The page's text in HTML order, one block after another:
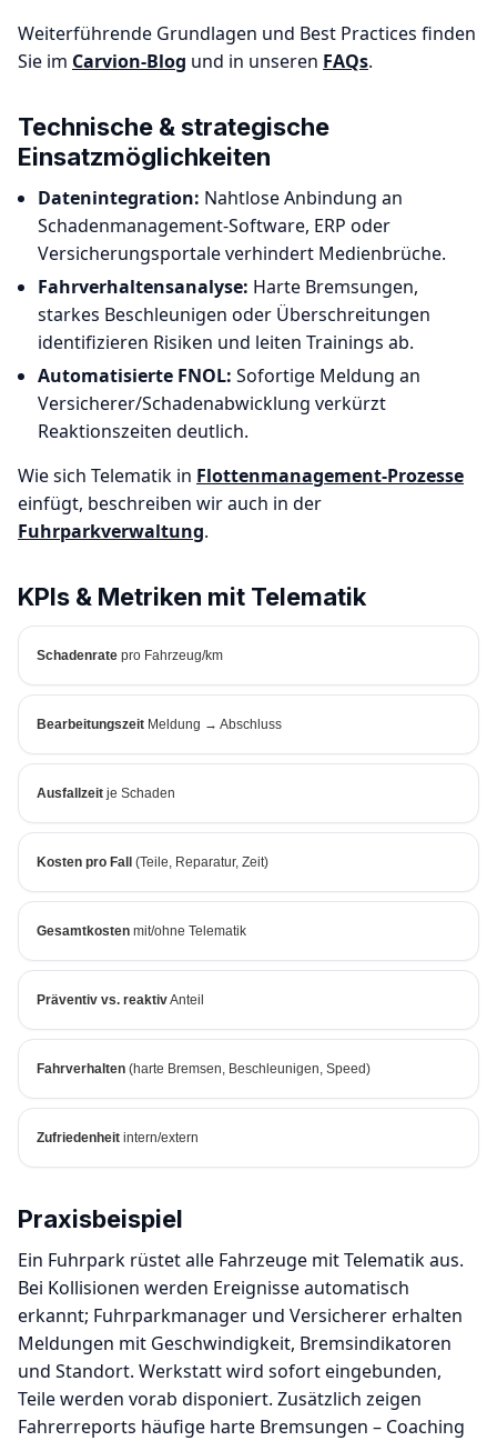
Weiterführende Grundlagen und Best Practices finden
Sie im Carvion-Blog und in unseren FAQs.
Technische & strategische
Einsatzmöglichkeiten
Datenintegration: Nahtlose Anbindung an
Schadenmanagement-Software, ERP oder
Versicherungsportale verhindert Medienbrüche.
Fahrverhaltensanalyse: Harte Bremsungen,
starkes Beschleunigen oder Überschreitungen
identifizieren Risiken und leiten Trainings ab.
Automatisierte FNOL: Sofortige Meldung an
Versicherer/Schadenabwicklung verkürzt
Reaktionszeiten deutlich.
Wie sich Telematik in Flottenmanagement-Prozesse
einfügt, beschreiben wir auch in der
Fuhrparkverwaltung.
KPIs & Metriken mit Telematik
Schadenrate pro Fahrzeug/km
Bearbeitungszeit Meldung → Abschluss
Ausfallzeit je Schaden
Kosten pro Fall (Teile, Reparatur, Zeit)
Gesamtkosten mit/ohne Telematik
Präventiv vs. reaktivAnteil
Fahrverhalten (harte Bremsen, Beschleunigen, Speed)
Zufriedenheit intern/extern
Praxisbeispiel
Ein Fuhrpark rüstet alle Fahrzeuge mit Telematik aus.
Bei Kollisionen werden Ereignisse automatisch
erkannt; Fuhrparkmanager und Versicherer erhalten
Meldungen mit Geschwindigkeit, Bremsindikatoren
und Standort. Werkstatt wird sofort eingebunden,
Teile werden vorab disponiert. Zusätzlich zeigen
Fahrerreports häufige harte Bremsungen – Coaching